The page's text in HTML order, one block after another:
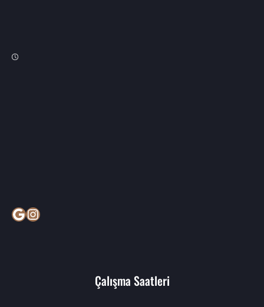
Google Instagram
Çalışma Saatleri